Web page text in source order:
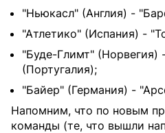
"Ньюкасл" (Англия) -
"Атлетико" (Испания) -
"Буде-Глимт" (Норвегия)
(Португалия);
"Байер" (Германия) -
Напомним, что по новым
команды (те, что вышли